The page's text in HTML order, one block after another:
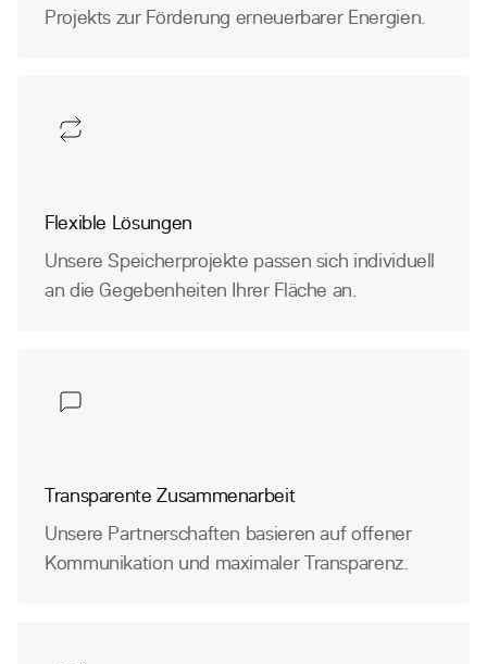
Projekts zur Förderung erneuerbarer Energien.
Flexible Lösungen
Unsere Speicherprojekte passen sich individuell
an die Gegebenheiten Ihrer Fläche an.
Transparente Zusammenarbeit
Unsere Partnerschaften basieren auf offener
Kommunikation und maximaler Transparenz.